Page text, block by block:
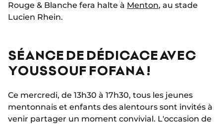
Rouge & Blanche fera halte à Menton, au stade
Lucien Rhein.
SÉANCE DE DÉDICACE AVEC
YOUSSOUF FOFANA !
Ce mercredi, de 13h30 à 17h30, tous les jeunes
mentonnais et enfants des alentours sont invités à
venir partager un moment convivial. L'occasion de